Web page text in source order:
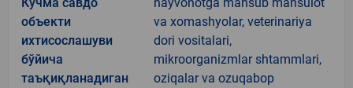
объекти
ихтисослашуви
бўйича
таъқиқланадиган
va xomashyolar, veterinariya
dori vositalari,
mikroorganizmlar shtammlari,
oziqalar va ozuqabop